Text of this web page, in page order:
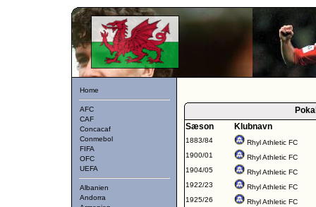
Home
AFC
CAF
Concacaf
Conmebol
FIFA
OFC
UEFA
Albanien
Andorra
Sæson
Klubnavn
1883/84
Rhyl Athletic FC
1900/01
Rhyl Athletic FC
1904/05
Rhyl Athletic FC
1922/23
Rhyl Athletic FC
1925/26
Rhyl Athletic FC